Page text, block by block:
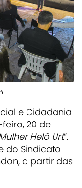
e Cidadania
20 de
Helô Urt”.
do Sindicato
a partir das